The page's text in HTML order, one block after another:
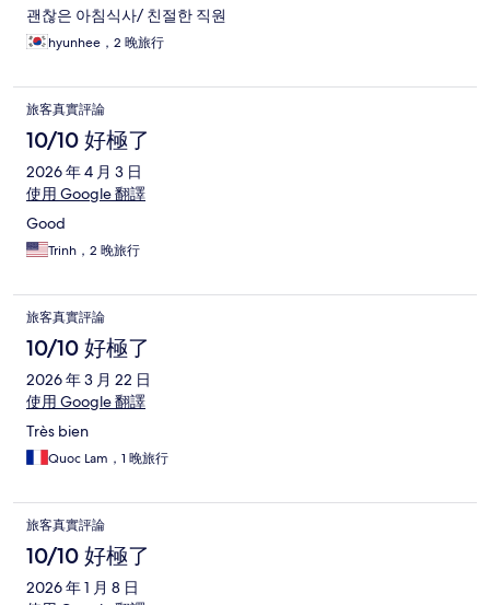
괜찮은 아침식사/ 친절한 직원
hyunhee，2 晚旅行
旅客真實評論
10/10 好極了
2026 年 4 月 3 日
使用 Google 翻譯
Good
Trinh，2 晚旅行
旅客真實評論
10/10 好極了
2026 年 3 月 22 日
使用 Google 翻譯
Très bien
Quoc Lam，1 晚旅行
旅客真實評論
10/10 好極了
2026 年 1 月 8 日